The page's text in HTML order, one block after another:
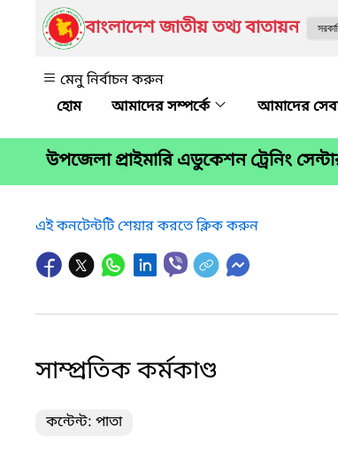
বাংলাদেশ জাতীয় তথ্য বাতায়ন
মেনু নির্বাচন করুন
আমাদের সম্পর্কে
আমাদের
উপজেলা প্রাইমারি এডুকেশন ট্রেনিং
এই কনটেন্টটি শেয়ার করতে ক্লিক করুন
সাম্প্রতিক কর্মকাণ্ড
কন্টেন্ট: পাতা